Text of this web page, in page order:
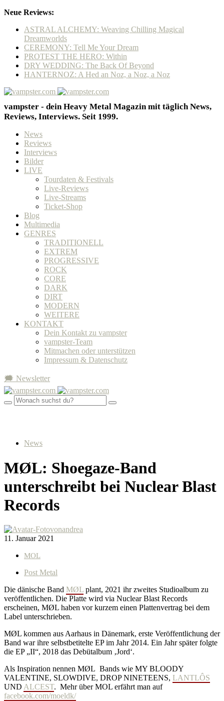
Neue Reviews:
ASTRAL ALCHEMY: Weaving Chilling Magical
Dreamworlds
CEREMONY: Tell Me Your Dream
PROTEST THE HERO: Within
DRY WEDDING: The Back Of Beyond
HANTERNOZ: A Hed an Noz, a Noz, a Noz
vampster - dein Heavy Metal Magazin mit täglich News,
Reviews, Interviews. Seit 1999.
News
Reviews
Interviews
Bilder
LIVE
Tourdaten & Festivals
Live-Reviews
Live-Streams
Ticket-Shop
Blog
Multimedia
GENRES
TRADITIONELL
EXTREM
PROGRESSIVE
ROCK
CORE
DARK
DIRT
MODERN
WEITERE
KONTAKT
Dein Kontakt zu vampster
vampster-Team
Mitmachen oder unterstützen
Impressum & Datenschutz
🗯 Newsletter
News
MØL: Shoegaze-Band
unterschreibt bei Nuclear Blast
Records
vonandrea
11. Januar 2021
MOL
Post Metal
Die dänische Band MØL plant, 2021 ihr zweites Studioalbum zu
veröffentlichen. Die Platte wird via Nuclear Blast Records
erscheinen, MØL haben vor kurzem einen Plattenvertrag bei dem
Label unterschrieben.
MØL kommen aus Aarhaus in Dänemark, erste Veröffentlichung der
Band war ihre selbstbetitelte EP im Jahr 2014. Ein Jahr später folgte
die EP „II“, 2018 das Debütalbum ‚Jord‘.
Als Inspiration nennen MØL Bands wie MY BLOODY
VALENTINE, SLOWDIVE, DROP NINETEENS, LANTLÔS
UND ALCEST. Mehr über MOL erfährt man auf
facebook.com/moeldk/